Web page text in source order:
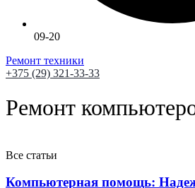
09-20
Ремонт техники
+375 (29) 321-33-33
Ремонт
Все статьи
Компьютерная помощь: